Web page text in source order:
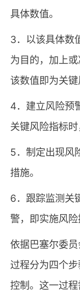
具体数值。
3．以该具体数
为目的，加上或
该数值即为关键
4．建立风险预
关键风险指标时
5．制定出现风
措施。
6．跟踪监测关
警，即实施风险
依据巴塞尔委
过程分为四个步
控制。这一过